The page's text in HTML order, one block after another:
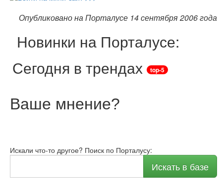
Опубликовано на Порталусе 14 сентября 2006 года
Новинки на Порталусе:
Сегодня в трендах
top-5
Ваше мнение?
Искали что-то другое? Поиск по Порталусу:
Искать в базе